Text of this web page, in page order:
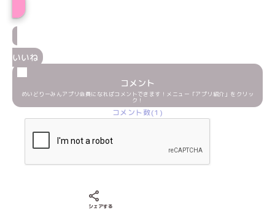
いいね
コメント
めいどりーみんアプリ会員になればコメントできます！メニュー「アプリ紹介」をクリッ
ク！
コメント数(1)
シェアする